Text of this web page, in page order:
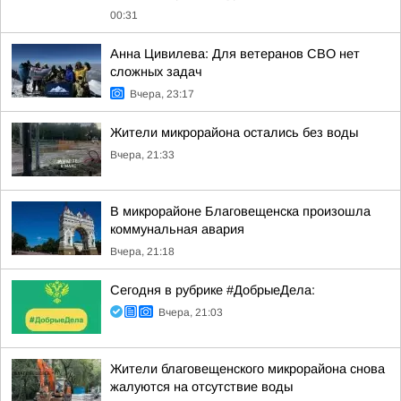
00:31
Анна Цивилева: Для ветеранов СВО нет
сложных задач
Вчера, 23:17
Жители микрорайона остались без воды
Вчера, 21:33
В микрорайоне Благовещенска произошла
коммунальная авария
Вчера, 21:18
Сегодня в рубрике #ДобрыеДела:
Вчера, 21:03
Жители благовещенского микрорайона снова
жалуются на отсутствие воды